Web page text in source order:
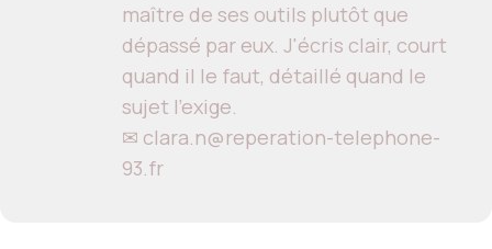
maître de ses outils plutôt que
dépassé par eux. J'écris clair, court
quand il le faut, détaillé quand le
sujet l'exige.
✉ clara.n@reperation-telephone-
93.fr